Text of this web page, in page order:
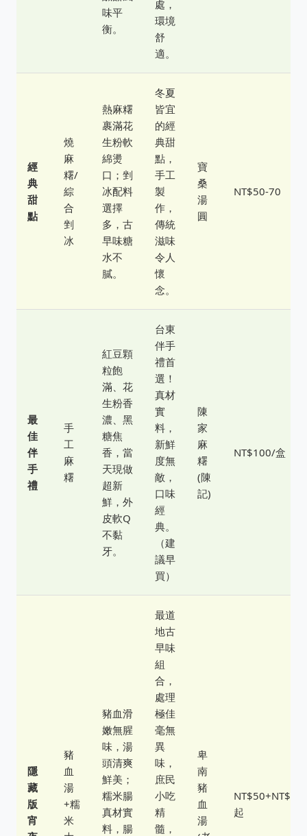
味平
衡。
處，
環境
舒
適。
經
典
甜
點
燒
麻
糬/
綜
合
剉
冰
熱麻糬
裹滿花
生粉軟
綿燙
口；剉
冰配料
選擇
多，古
早味糖
水不
膩。
冬夏
皆宜
的經
典甜
點，
手工
製
作，
傳統
滋味
令人
懷
念。
寶
桑
湯
圓
NT$50-70
最
佳
伴
手
禮
手
工
麻
糬
紅豆顆
粒飽
滿、花
生粉香
濃、黑
糖焦
香，當
天現做
超新
鮮，外
皮軟Q
不黏
牙。
台東
伴手
禮首
選！
真材
實
料，
新鮮
度無
敵，
口味
經
典。
（建
議早
買）
陳
家
麻
糬
(陳
記)
NT$100/盒
隱
藏
版
宵
豬
血
湯
+糯
米
豬血滑
嫩無腥
味，湯
頭清爽
鮮美；
糯米腸
真材實
料，腸
最道
地古
早味
組
合，
處理
極佳
毫無
異
味，
庶民
小吃
精
髓，
卑
南
豬
血
湯
NT$50+NT$60
起